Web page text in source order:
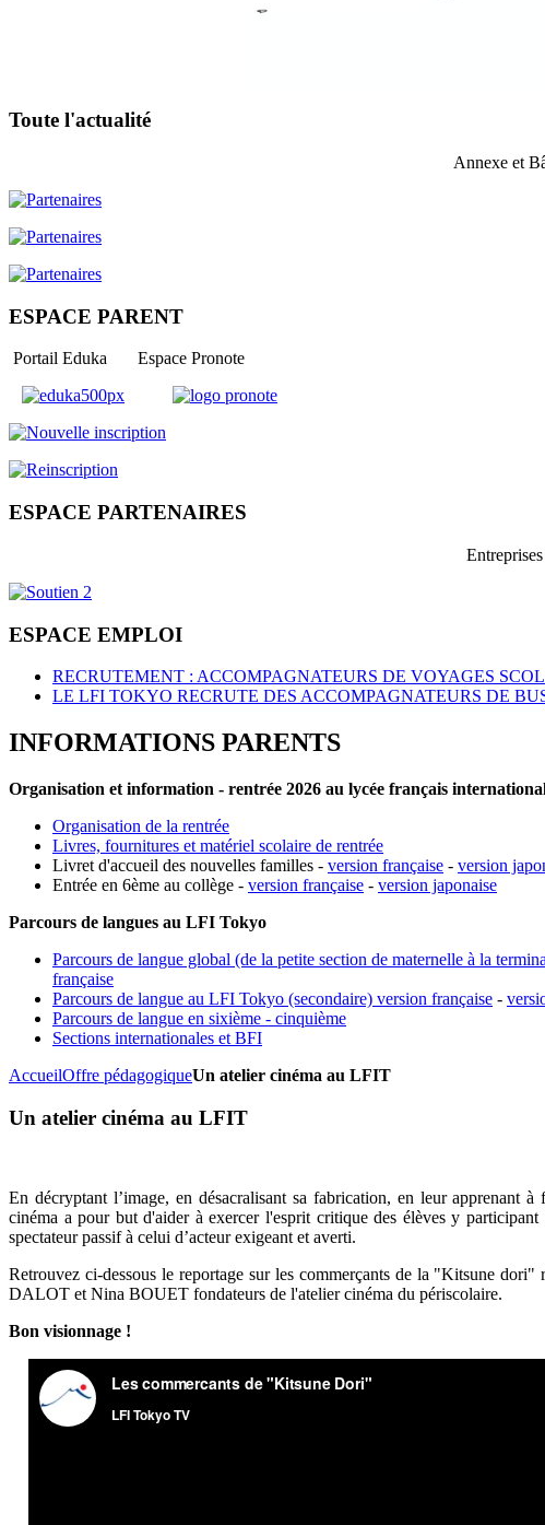
Toute l'actualité
Annexe et
ESPACE PARENT
Portail Eduka Espace Pronote
ESPACE PARTENAIRES
ESPACE EMPLOI
RECRUTEMENT : ACCOMPAGNATEURS DE VOYAGES
LE LFI TOKYO RECRUTE DES ACCOMPAGNATEURS DE
INFORMATIONS PARENTS
Organisation et information - rentrée 2026 au lycée français
Organisation de la rentrée
Livres, fournitures et matériel scolaire de rentrée
Livret d'accueil des nouvelles familles - version française - version
Entrée en 6ème au collège - version française - version japonaise
Parcours de langues au LFI Tokyo
Parcours de langue global (de la petite section de maternelle à la
française
Parcours de langue au LFI Tokyo (secondaire) version française -
Parcours de langue en sixième - cinquième
Sections internationales et BFI
AccueilOffre pédagogiqueUn atelier cinéma au LFIT
Un atelier cinéma au LFIT
En décryptant l’image, en désacralisant sa fabrication, en leur apprenant
cinéma a pour but d'aider à exercer l'esprit critique des élèves y participant
spectateur passif à celui d’acteur exigeant et averti.
Retrouvez ci-dessous le reportage sur les commerçants de la "Kitsune dori"
DALOT et Nina BOUET fondateurs de l'atelier cinéma du périscolaire.
Bon visionnage !